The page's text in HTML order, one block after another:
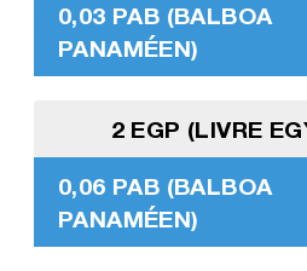
0,03 PAB (BALBOA
PANAMÉEN)
2 EGP (LIVRE
0,06 PAB (BALBOA
PANAMÉEN)